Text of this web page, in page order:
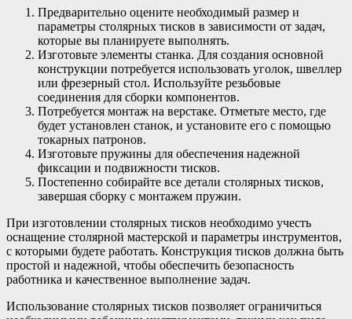
Предварительно оцените необходимый размер и
параметры столярных тисков в зависимости от задач,
которые вы планируете выполнять.
Изготовьте элементы станка. Для создания основной
конструкции потребуется использовать уголок, швеллер
или фрезерный стол. Используйте резьбовые
соединения для сборки компонентов.
Потребуется монтаж на верстаке. Отметьте место, где
будет установлен станок, и установите его с помощью
токарных патронов.
Изготовьте пружины для обеспечения надежной
фиксации и подвижности тисков.
Постепенно собирайте все детали столярных тисков,
завершая сборку с монтажем пружин.
При изготовлении столярных тисков необходимо учесть
оснащение столярной мастерской и параметры инструментов,
с которыми будете работать. Конструкция тисков должна быть
простой и надежной, чтобы обеспечить безопасность
работника и качественное выполнение задач.
Использование столярных тисков позволяет ограничиться